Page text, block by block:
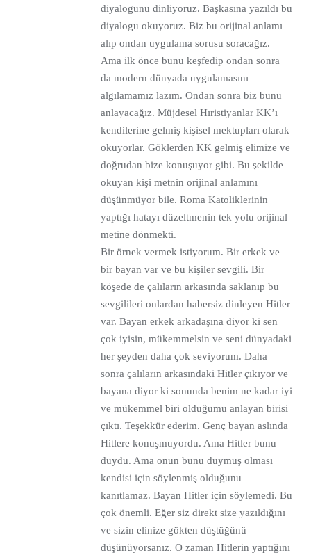
diyalogunu dinliyoruz. Başkasına yazıldı bu
diyalogu okuyoruz. Biz bu orijinal anlamı
alıp ondan uygulama sorusu soracağız.
Ama ilk önce bunu keşfedip ondan sonra
da modern dünyada uygulamasını
algılamamız lazım. Ondan sonra biz bunu
anlayacağız. Müjdesel Hıristiyanlar KK’ı
kendilerine gelmiş kişisel mektupları olarak
okuyorlar. Göklerden KK gelmiş elimize ve
doğrudan bize konuşuyor gibi. Bu şekilde
okuyan kişi metnin orijinal anlamını
düşünmüyor bile. Roma Katoliklerinin
yaptığı hatayı düzeltmenin tek yolu orijinal
metine dönmekti.
Bir örnek vermek istiyorum. Bir erkek ve
bir bayan var ve bu kişiler sevgili. Bir
köşede de çalıların arkasında saklanıp bu
sevgilileri onlardan habersiz dinleyen Hitler
var. Bayan erkek arkadaşına diyor ki sen
çok iyisin, mükemmelsin ve seni dünyadaki
her şeyden daha çok seviyorum. Daha
sonra çalıların arkasındaki Hitler çıkıyor ve
bayana diyor ki sonunda benim ne kadar iyi
ve mükemmel biri olduğumu anlayan birisi
çıktı. Teşekkür ederim. Genç bayan aslında
Hitlere konuşmuyordu. Ama Hitler bunu
duydu. Ama onun bunu duymuş olması
kendisi için söylenmiş olduğunu
kanıtlamaz. Bayan Hitler için söylemedi. Bu
çok önemli. Eğer siz direkt size yazıldığını
ve sizin elinize gökten düştüğünü
düşünüyorsanız. O zaman Hitlerin yaptığını